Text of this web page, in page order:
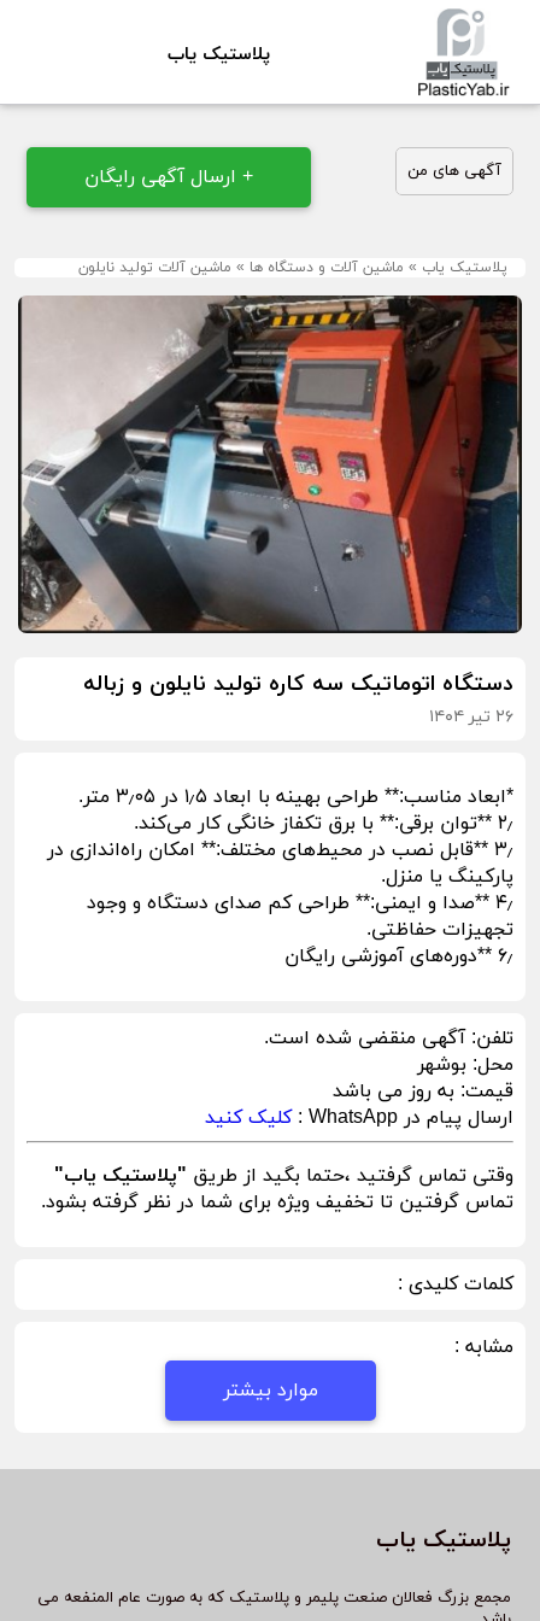
پلاستیک یاب
آگهی های من + ارسال آگهی رایگان
پلاستیک یاب » ماشین آلات و دستگاه ها » ماشین آلات تولید نایلون
دستگاه اتوماتیک سه کاره تولید نایلون و زباله
۲۶ تیر ۱۴۰۴
*ابعاد مناسب:** طراحی بهینه با ابعاد ۱٫۵ در ۳٫۰۵ متر.
۲٫ **توان برقی:** با برق تکفاز خانگی کار می‌کند.
۳٫ **قابل نصب در محیط‌های مختلف:** امکان راه‌اندازی در
پارکینگ یا منزل.
۴٫ **صدا و ایمنی:** طراحی کم صدای دستگاه و وجود
تجهیزات حفاظتی.
۶٫ **دوره‌های آموزشی رایگان
تلفن:آگهی منقضی شده است.
محل: بوشهر
قیمت: به روز می باشد
ارسال پیام در WhatsApp :
کلیک کنید
وقتی تماس گرفتید ،حتما بگید از طریق "پلاستیک یاب"
تماس گرفتین تا تخفیف ویژه برای شما در نظر گرفته بشود.
کلمات کلیدی :
مشابه :
موارد بیشتر
پلاستیک یاب
مجمع بزرگ فعالان صنعت پلیمر و پلاستیک که به صورت عام المنفعه می